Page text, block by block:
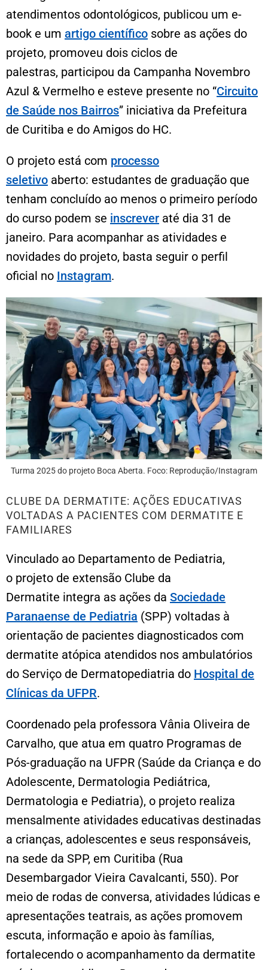
atendimentos odontológicos, publicou um e-
book e um artigo científico sobre as ações do
projeto, promoveu dois ciclos de
palestras, participou da Campanha Novembro
Azul & Vermelho e esteve presente no “Circuito
de Saúde nos Bairros” iniciativa da Prefeitura
de Curitiba e do Amigos do HC.
O projeto está com processo
seletivo aberto: estudantes de graduação que
tenham concluído ao menos o primeiro período
do curso podem se inscrever até dia 31 de
janeiro. Para acompanhar as atividades e
novidades do projeto, basta seguir o perfil
oficial no Instagram.
Turma 2025 do projeto Boca Aberta. Foco: Reprodução/Instagram
CLUBE DA DERMATITE: AÇÕES EDUCATIVAS
VOLTADAS A PACIENTES COM DERMATITE E
FAMILIARES
Vinculado ao Departamento de Pediatria,
o projeto de extensão Clube da
Dermatite integra as ações da Sociedade
Paranaense de Pediatria (SPP) voltadas à
orientação de pacientes diagnosticados com
dermatite atópica atendidos nos ambulatórios
do Serviço de Dermatopediatria do Hospital de
Clínicas da UFPR.
Coordenado pela professora Vânia Oliveira de
Carvalho, que atua em quatro Programas de
Pós-graduação na UFPR (Saúde da Criança e do
Adolescente, Dermatologia Pediátrica,
Dermatologia e Pediatria), o projeto realiza
mensalmente atividades educativas destinadas
a crianças, adolescentes e seus responsáveis,
na sede da SPP, em Curitiba (Rua
Desembargador Vieira Cavalcanti, 550). Por
meio de rodas de conversa, atividades lúdicas e
apresentações teatrais, as ações promovem
escuta, informação e apoio às famílias,
fortalecendo o acompanhamento da dermatite